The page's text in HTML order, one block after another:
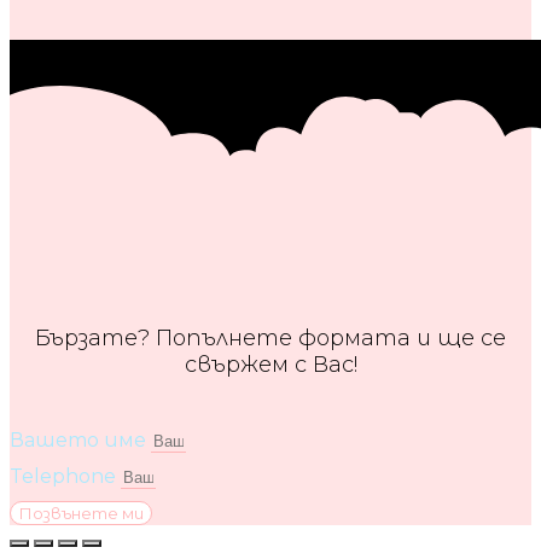
Бързате? Попълнете формата и ще се
свържем с Вас!
Вашето име
Telephone
Позвънете ми